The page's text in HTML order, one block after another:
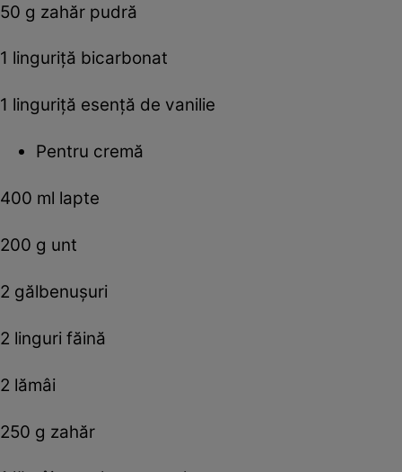
50 g zahăr pudră
1 linguriţă bicarbonat
1 linguriţă esenţă de vanilie
Pentru cremă
400 ml lapte
200 g unt
2 gălbenuşuri
2 linguri făină
2 lămâi
250 g zahăr